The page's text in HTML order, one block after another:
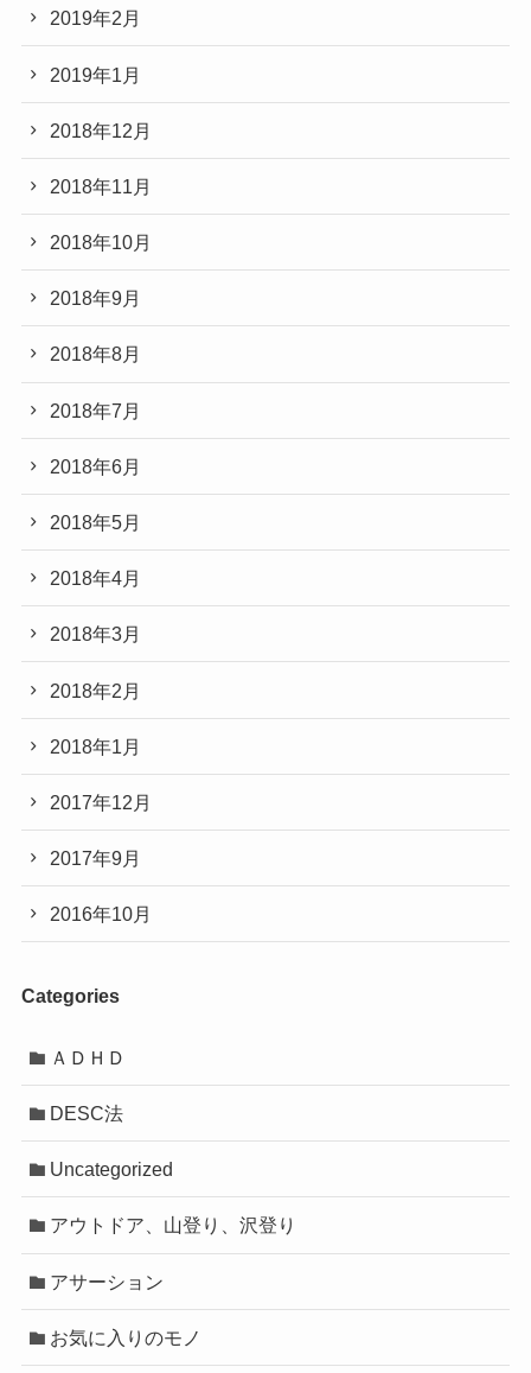
2019年2月
2019年1月
2018年12月
2018年11月
2018年10月
2018年9月
2018年8月
2018年7月
2018年6月
2018年5月
2018年4月
2018年3月
2018年2月
2018年1月
2017年12月
2017年9月
2016年10月
Categories
ＡＤＨＤ
DESC法
Uncategorized
アウトドア、山登り、沢登り
アサーション
お気に入りのモノ